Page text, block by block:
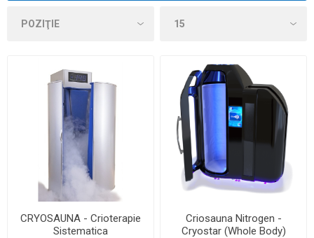
CRYOSAUNA - Crioterapie
Sistematica
Criosauna Nitrogen -
Cryostar (Whole Body)